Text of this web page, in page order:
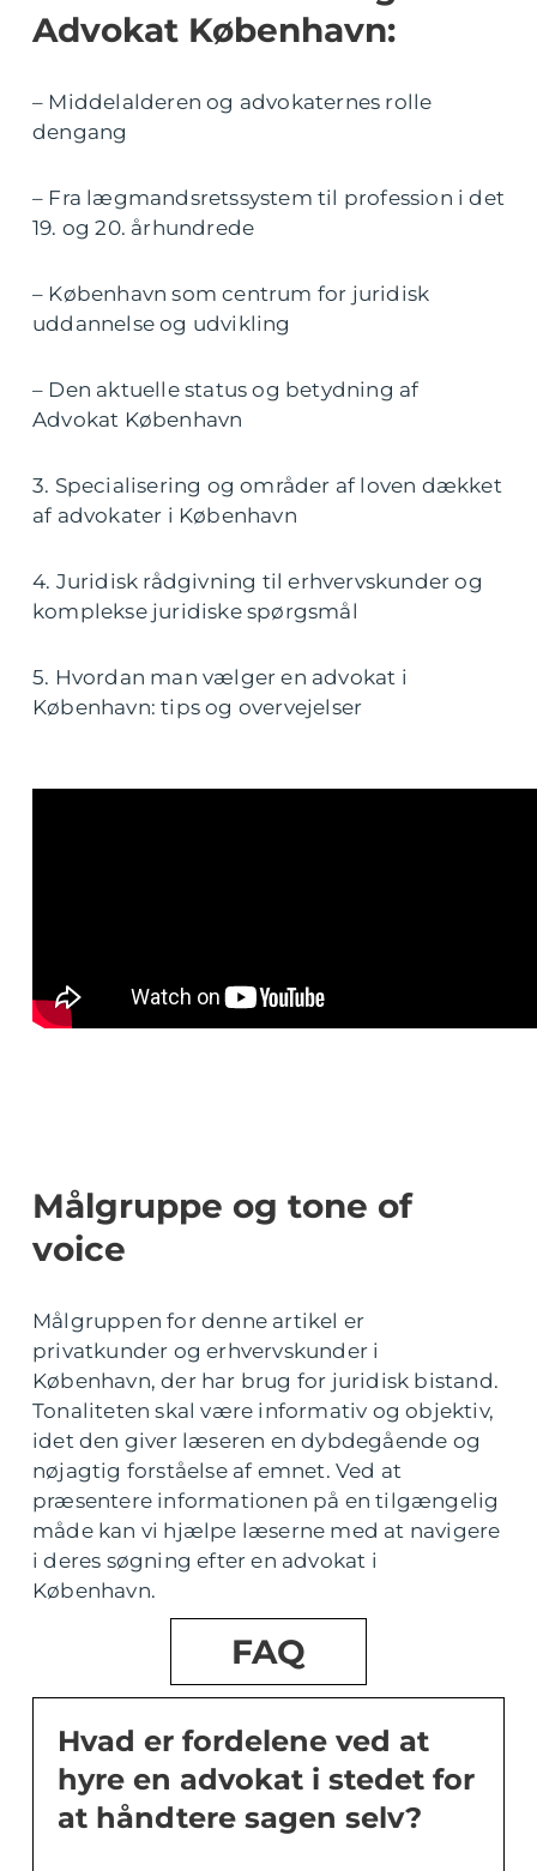
Advokat København:
– Middelalderen og advokaternes rolle
dengang
– Fra lægmandsretssystem til profession i det
19. og 20. århundrede
– København som centrum for juridisk
uddannelse og udvikling
– Den aktuelle status og betydning af
Advokat København
3. Specialisering og områder af loven dækket
af advokater i København
4. Juridisk rådgivning til erhvervskunder og
komplekse juridiske spørgsmål
5. Hvordan man vælger en advokat i
København: tips og overvejelser
Målgruppe og tone of
voice
Målgruppen for denne artikel er
privatkunder og erhvervskunder i
København, der har brug for juridisk bistand.
Tonaliteten skal være informativ og objektiv,
idet den giver læseren en dybdegående og
nøjagtig forståelse af emnet. Ved at
præsentere informationen på en tilgængelig
måde kan vi hjælpe læserne med at navigere
i deres søgning efter en advokat i
København.
FAQ
Hvad er fordelene ved at
hyre en advokat i stedet for
at håndtere sagen selv?